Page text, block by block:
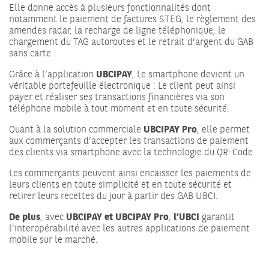
Elle donne accès à plusieurs fonctionnalités dont
notamment le paiement de factures STEG, le règlement des
amendes radar, la recharge de ligne téléphonique, le
chargement du TAG autoroutes et le retrait d’argent du GAB
sans carte.
Grâce à l’application UBCIPAY, Le smartphone devient un
véritable portefeuille électronique : Le client peut ainsi
payer et réaliser ses transactions financières via son
téléphone mobile à tout moment et en toute sécurité.
Quant à la solution commerciale UBCIPAY Pro, elle permet
aux commerçants d’accepter les transactions de paiement
des clients via smartphone avec la technologie du QR-Code.
Les commerçants peuvent ainsi encaisser les paiements de
leurs clients en toute simplicité et en toute sécurité et
retirer leurs recettes du jour à partir des GAB UBCI.
De plus, avec UBCIPAY et UBCIPAY Pro, l’UBCI garantit
l’interopérabilité avec les autres applications de paiement
mobile sur le marché.